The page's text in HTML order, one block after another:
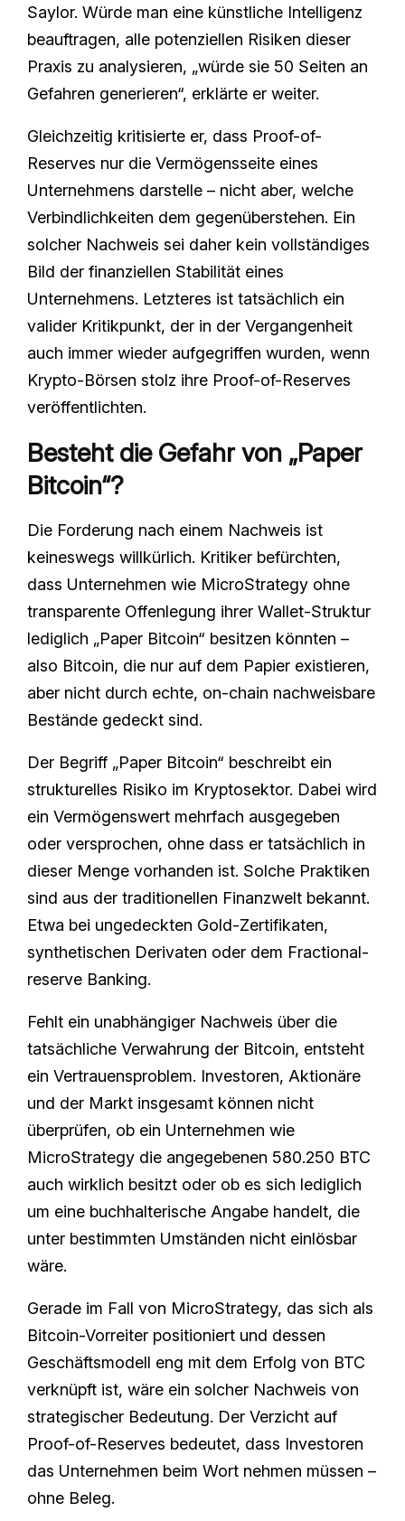
Saylor. Würde man eine künstliche Intelligenz
beauftragen, alle potenziellen Risiken dieser
Praxis zu analysieren, „würde sie 50 Seiten an
Gefahren generieren“, erklärte er weiter.
Gleichzeitig kritisierte er, dass Proof-of-
Reserves nur die Vermögensseite eines
Unternehmens darstelle – nicht aber, welche
Verbindlichkeiten dem gegenüberstehen. Ein
solcher Nachweis sei daher kein vollständiges
Bild der finanziellen Stabilität eines
Unternehmens. Letzteres ist tatsächlich ein
valider Kritikpunkt, der in der Vergangenheit
auch immer wieder aufgegriffen wurden, wenn
Krypto-Börsen stolz ihre Proof-of-Reserves
veröffentlichten.
Besteht die Gefahr von „Paper
Bitcoin“?
Die Forderung nach einem Nachweis ist
keineswegs willkürlich. Kritiker befürchten,
dass Unternehmen wie MicroStrategy ohne
transparente Offenlegung ihrer Wallet-Struktur
lediglich „Paper Bitcoin“ besitzen könnten –
also Bitcoin, die nur auf dem Papier existieren,
aber nicht durch echte, on-chain nachweisbare
Bestände gedeckt sind.
Der Begriff „Paper Bitcoin“ beschreibt ein
strukturelles Risiko im Kryptosektor. Dabei wird
ein Vermögenswert mehrfach ausgegeben
oder versprochen, ohne dass er tatsächlich in
dieser Menge vorhanden ist. Solche Praktiken
sind aus der traditionellen Finanzwelt bekannt.
Etwa bei ungedeckten Gold-Zertifikaten,
synthetischen Derivaten oder dem Fractional-
reserve Banking.
Fehlt ein unabhängiger Nachweis über die
tatsächliche Verwahrung der Bitcoin, entsteht
ein Vertrauensproblem. Investoren, Aktionäre
und der Markt insgesamt können nicht
überprüfen, ob ein Unternehmen wie
MicroStrategy die angegebenen 580.250 BTC
auch wirklich besitzt oder ob es sich lediglich
um eine buchhalterische Angabe handelt, die
unter bestimmten Umständen nicht einlösbar
wäre.
Gerade im Fall von MicroStrategy, das sich als
Bitcoin-Vorreiter positioniert und dessen
Geschäftsmodell eng mit dem Erfolg von BTC
verknüpft ist, wäre ein solcher Nachweis von
strategischer Bedeutung. Der Verzicht auf
Proof-of-Reserves bedeutet, dass Investoren
das Unternehmen beim Wort nehmen müssen –
ohne Beleg.